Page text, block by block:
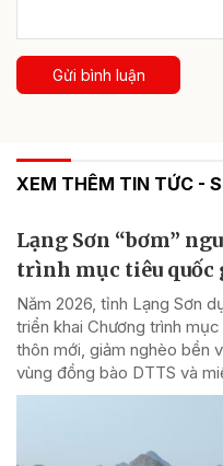
Gửi bình luận
XEM THÊM TIN TỨC -
Lạng Sơn “bơm”
trình mục tiêu quốc
Năm 2026, tỉnh Lạng Sơn
triển khai Chương trình
thôn mới, giảm nghèo bền
vùng đồng bào DTTS và